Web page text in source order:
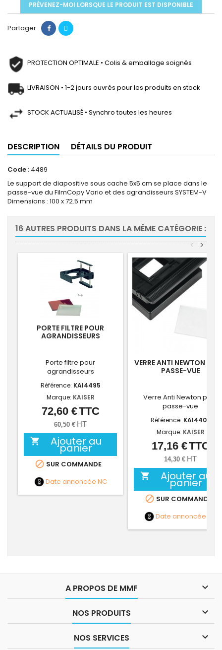
PRÉVENEZ-MOI LORSQUE LE PRODUIT EST DISPONIBLE
Partager
PROTECTION OPTIMALE • Colis & emballage soignés
LIVRAISON • 1-2 jours ouvrés pour les produits en stock
STOCK ACTUALISÉ • Synchro toutes les heures
DESCRIPTION DÉTAILS DU PRODUIT
Code : 4489
Le support de diapositive sous cache 5x5 cm se place dans le
passe-vue du FilmCopy Vario et des agrandisseurs SYSTEM-V
Dimensions : 100 x 72.5 mm
16 AUTRES PRODUITS DANS LA MÊME CATÉGORIE :
>
<
PORTE FILTRE POUR
AGRANDISSEURS
Porte filtre pour
agrandisseurs
Référence: KAI4495
Marque: KAISER
Prix
72,60 €TTC
60,50 € HT
 Ajouter au
panier
 SUR COMMANDE
Date annoncée NC
VERRE ANTI NEWTON
PASSE-VUE
Verre Anti Newton pour
passe-vue
Référence: KAI4403
Marque: KAISER
Prix
17,16 €TTC
14,30 € HT
 Ajouter au
panier
 SUR COMMANDE
Date annoncée
A PROPOS DE MMF 
NOS PRODUITS 
NOS SERVICES 